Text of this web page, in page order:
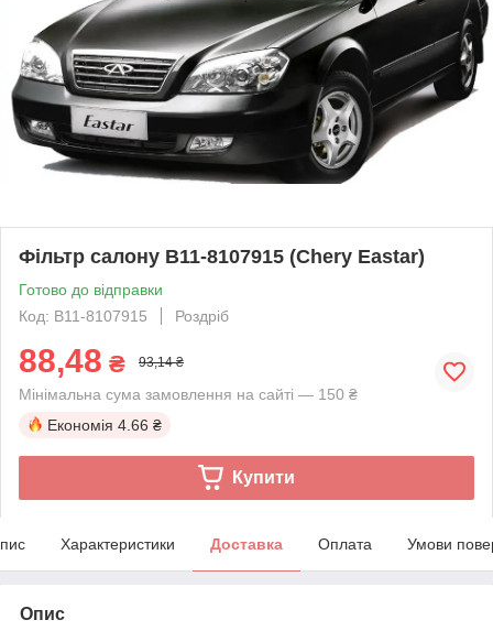
Фільтр салону B11-8107915 (Chery Eastar)
Готово до відправки
Код: B11-8107915
Роздріб
88,48 ₴ 93,14 ₴
Мінімальна сума замовлення на сайті — 150 ₴
Економія 4.66 ₴
Купити
Характеристики Доставка Оплата Умови
Опис